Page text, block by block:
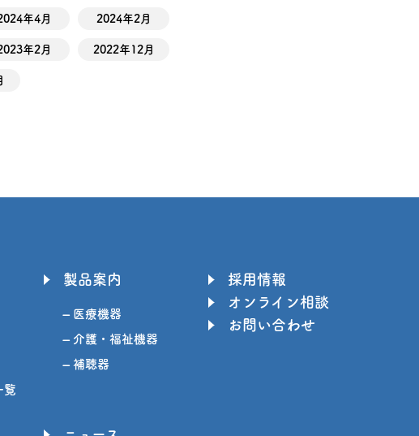
年4月 2024年2月
年2月 2022年12月
覧
製品案内
– 医療機器
– 介護・福祉機器
– 補聴器
採用情報
オンライン相談
お問い合わせ